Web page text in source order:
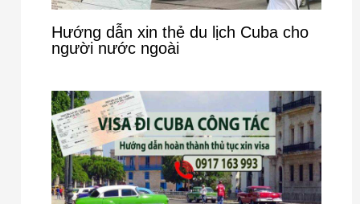
Hướng dẫn xin thẻ du lịch Cuba cho
người nước ngoài